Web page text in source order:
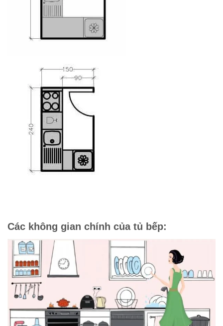
Các không gian chính của tủ bếp: